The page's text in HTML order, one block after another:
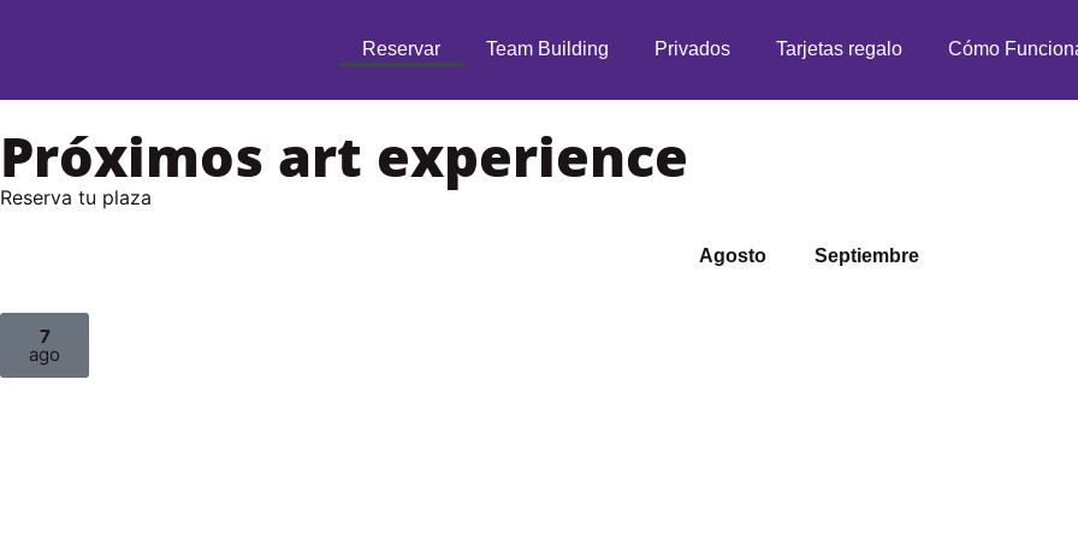
Reservar Team Building Privados Tarjetas regalo Cómo
Próximos art experience
Reserva tu plaza
Agosto Septiembre
7
ago